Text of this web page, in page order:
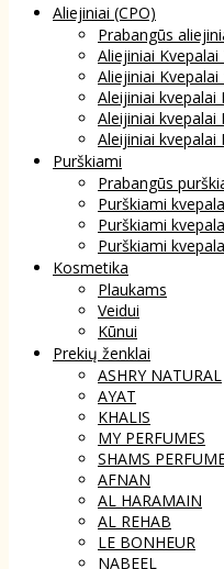
Aliejiniai (CPO)
Prabangūs
Aliejiniai
Aliejiniai Kvepalai
Aleijiniai kvepalai
Aleijiniai kvepalai
Aleijiniai kvepalai
Purškiami
Prabangūs
Purškiami
Purškiami
Purškiami
Kosmetika
Plaukams
Veidui
Kūnui
Prekių ženklai
ASHRY NATURAL
AYAT
KHALIS
MY PERFUMES
SHAMS
AFNAN
AL HARAMAIN
AL REHAB
LE BONHEUR
NABEEL